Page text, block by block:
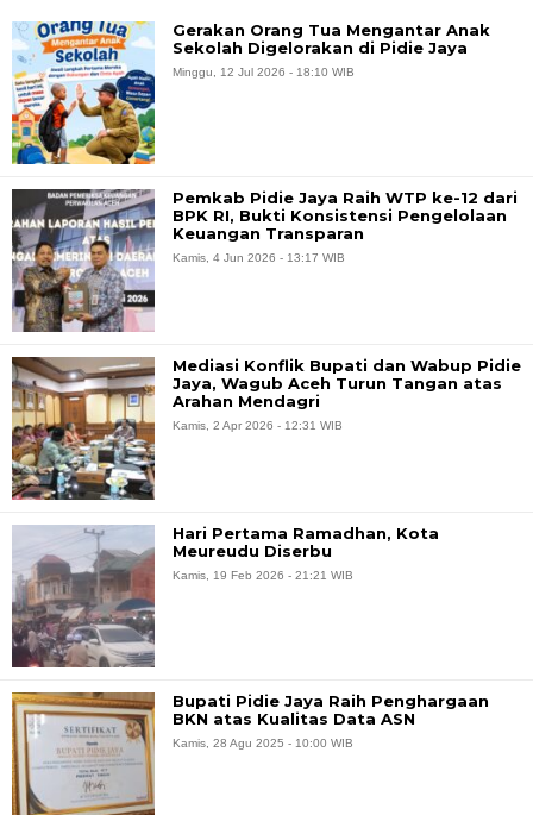
Gerakan Orang Tua Mengantar Anak
Sekolah Digelorakan di Pidie Jaya
Minggu, 12 Jul 2026 - 18:10 WIB
Pemkab Pidie Jaya Raih WTP ke-12 dari
BPK RI, Bukti Konsistensi Pengelolaan
Keuangan Transparan
Kamis, 4 Jun 2026 - 13:17 WIB
Mediasi Konflik Bupati dan Wabup Pidie
Jaya, Wagub Aceh Turun Tangan atas
Arahan Mendagri
Kamis, 2 Apr 2026 - 12:31 WIB
Hari Pertama Ramadhan, Kota
Meureudu Diserbu
Kamis, 19 Feb 2026 - 21:21 WIB
Bupati Pidie Jaya Raih Penghargaan
BKN atas Kualitas Data ASN
Kamis, 28 Agu 2025 - 10:00 WIB